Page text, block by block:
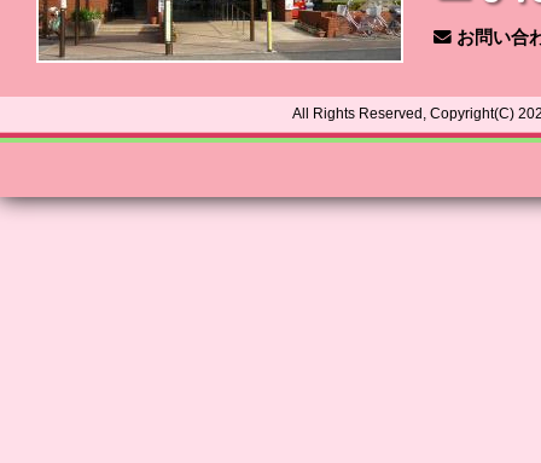
お問い合
All Rights Reserved, Copyright(C)